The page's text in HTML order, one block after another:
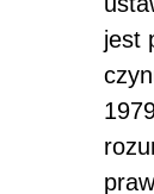
jest